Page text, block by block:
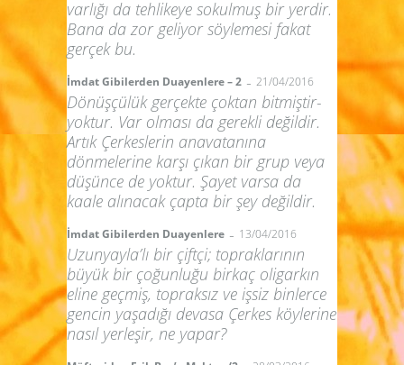
varlığı da tehlikeye sokulmuş bir yerdir.
Bana da zor geliyor söylemesi fakat
gerçek bu.
İmdat Gibilerden Duayenlere – 2 - 21/04/2016
Dönüşçülük gerçekte çoktan bitmiştir-
yoktur. Var olması da gerekli değildir.
Artık Çerkeslerin anavatanına
dönmelerine karşı çıkan bir grup veya
düşünce de yoktur. Şayet varsa da
kaale alınacak çapta bir şey değildir.
İmdat Gibilerden Duayenlere - 13/04/2016
Uzunyayla’lı bir çiftçi; topraklarının
büyük bir çoğunluğu birkaç oligarkın
eline geçmiş, topraksız ve işsiz binlerce
gencin yaşadığı devasa Çerkes köylerine
nasıl yerleşir, ne yapar?